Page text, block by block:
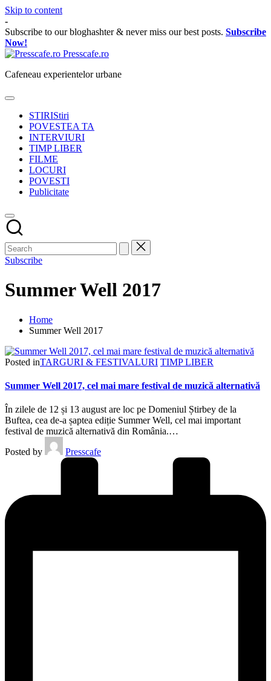
Skip to content
-
Subscribe to our bloghashter & never miss our best posts. Subscribe
Now!
Presscafe.ro
Cafeneau experientelor urbane
STIRIStiri
POVESTEA TA
INTERVIURI
TIMP LIBER
FILME
LOCURI
POVESTI
Publicitate
Subscribe
Summer Well 2017
Home
Summer Well 2017
Posted inTARGURI & FESTIVALURI TIMP LIBER
Summer Well 2017, cel mai mare festival de muzică alternativă
În zilele de 12 și 13 august are loc pe Domeniul Știrbey de la
Buftea, cea de-a șaptea ediție Summer Well, cel mai important
festival de muzică alternativă din România.…
Posted by
Presscafe